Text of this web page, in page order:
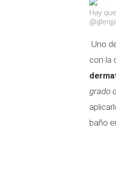
Hay
Uno
con la
grado
baño